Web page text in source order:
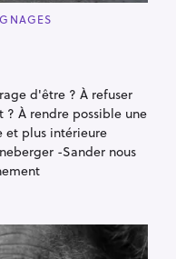
d'être ? À refuser
? À rendre possible une
et plus intérieure
-Sander nous